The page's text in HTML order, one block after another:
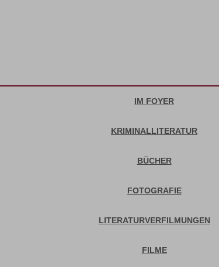
IM FOYER
KRIMINALLITERATUR
BÜCHER
FOTOGRAFIE
LITERATURVERFILMUNGEN
FILME